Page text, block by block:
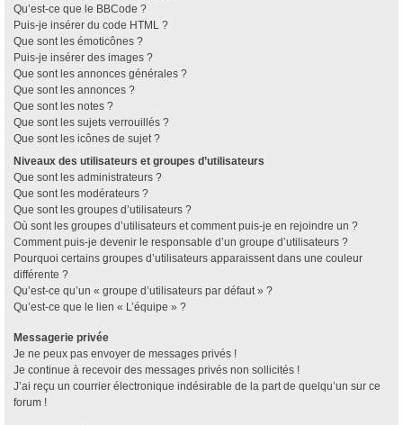
Qu’est-ce que le BBCode ?
Puis-je insérer du code HTML ?
Que sont les émoticônes ?
Puis-je insérer des images ?
Que sont les annonces générales ?
Que sont les annonces ?
Que sont les notes ?
Que sont les sujets verrouillés ?
Que sont les icônes de sujet ?
Niveaux des utilisateurs et groupes d’utilisateurs
Que sont les administrateurs ?
Que sont les modérateurs ?
Que sont les groupes d’utilisateurs ?
Où sont les groupes d’utilisateurs et comment puis-je en rejoindre un ?
Comment puis-je devenir le responsable d’un groupe d’utilisateurs ?
Pourquoi certains groupes d’utilisateurs apparaissent dans une couleur
différente ?
Qu’est-ce qu’un « groupe d’utilisateurs par défaut » ?
Qu’est-ce que le lien « L’équipe » ?
Messagerie privée
Je ne peux pas envoyer de messages privés !
Je continue à recevoir des messages privés non sollicités !
J’ai reçu un courrier électronique indésirable de la part de quelqu’un sur ce
forum !